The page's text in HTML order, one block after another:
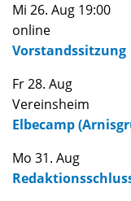
Mi 26. Aug 19:00
online
Vorstandssitzung
Fr 28. Aug
Vereinsheim
Elbecamp
Mo 31. Aug